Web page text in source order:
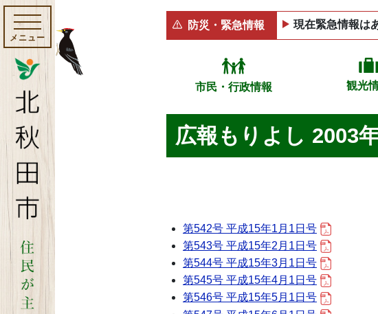
メニュー
防災・緊急情報 現在緊急情報は
市民・行政情報 観光
広報もりよし 2003
第542号 平成15年1月1日号
第543号 平成15年2月1日号
第544号 平成15年3月1日号
第545号 平成15年4月1日号
第546号 平成15年5月1日号